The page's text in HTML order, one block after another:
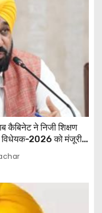
कैबिनेट ने निजी शिक्षण
विधेयक-2026 को मंजूरी